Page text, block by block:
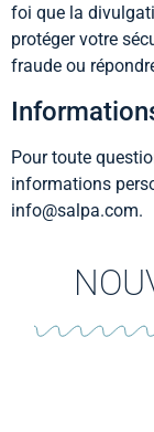
foi que la
protéger votre
fraude ou
Pour toute
informations
info@salpa.com.